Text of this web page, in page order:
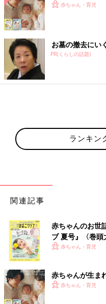
出典：Instagramアカウント「
シュミーメルのミニフィギ
れるとのこと◎
小物類の持ち運びに
赤ちゃん・育児
お墓の撤去にい
PR(くらしの話題)
ランキン
関連記事
赤ちゃんのお世
ブ 夏号』〈巻
く！ おっぱい・
赤ちゃん・育児
赤ちゃんが生ま
赤ちゃん・育児